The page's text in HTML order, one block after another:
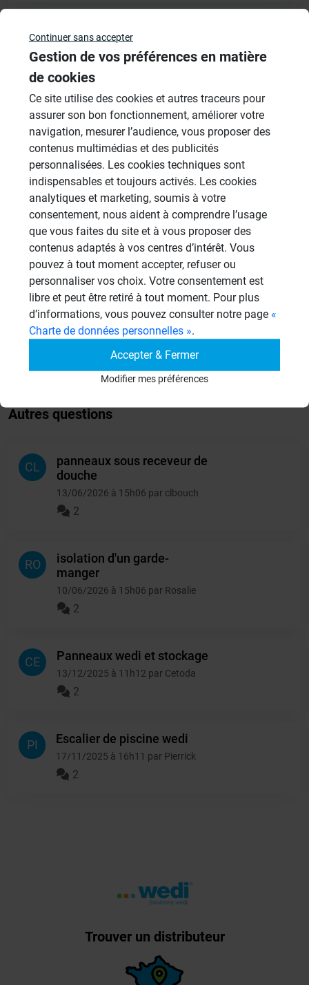
Veuillez vousconnecterpour répondre à ce sujet
Sujets
Revêtement Finition
19 Sujets
Douches à l'Italienne
1485 Sujets
Cabines de hammam
26 Sujets
Systèmes de panneaux à carreler
Aménagement Agencement
21 Sujets
Autres questions
CL
panneaux sous receveur de
douche
13/06/2026 à 15h06 par clbouch
2
RO
isolation d'un garde-
manger
10/06/2026 à 15h06 par Rosalie
2
CE Panneaux wedi et stockage
13/12/2025 à 11h12 par Cetoda
2
PI Escalier de piscine wedi
17/11/2025 à 16h11 par Pierrick
2
Trouver un distributeur
Continuer sans accepter
Gestion de vos préférences en matière
de cookies
Ce site utilise des cookies et autres traceurs pour
assurer son bon fonctionnement, améliorer votre
navigation, mesurer l’audience, vous proposer des
contenus multimédias et des publicités
personnalisées. Les cookies techniques sont
indispensables et toujours activés. Les cookies
analytiques et marketing, soumis à votre
consentement, nous aident à comprendre l’usage
que vous faites du site et à vous proposer des
contenus adaptés à vos centres d’intérêt. Vous
pouvez à tout moment accepter, refuser ou
personnaliser vos choix. Votre consentement est
libre et peut être retiré à tout moment. Pour plus
d’informations, vous pouvez consulter notre page «
Charte de données personnelles ».
Accepter & Fermer
Modifier mes préférences